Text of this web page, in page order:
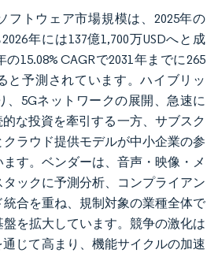
フトウェア市場規模は、2025年の
年には137億1,700万USDへと成
15.08% CAGRで2031年までに265
と予測されています。ハイブリッ
、5Gネットワークの展開、急速に
な投資を牽引する一方、サブスク
ラウド提供モデルが中小企業の参
す。ベンダーは、音声・映像・メ
ックに予測分析、コンプライアン
合を重ね、規制対象の業種全体で
を拡大しています。競争の激化は
じて高まり、機能サイクルの加速